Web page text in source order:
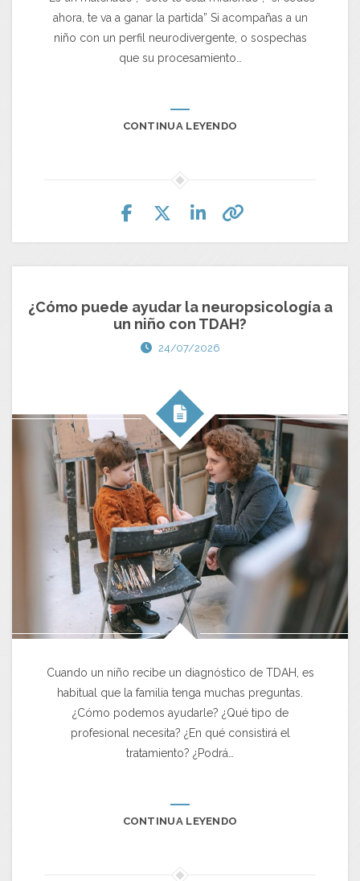
ahora, te va a ganar la partida” Si acompañas a un
niño con un perfil neurodivergente, o sospechas
que su procesamiento…
CONTINUA LEYENDO
¿Cómo puede ayudar la neuropsicología a
un niño con TDAH?
24/07/2026
Cuando un niño recibe un diagnóstico de TDAH, es
habitual que la familia tenga muchas preguntas.
¿Cómo podemos ayudarle? ¿Qué tipo de
profesional necesita? ¿En qué consistirá el
tratamiento? ¿Podrá…
CONTINUA LEYENDO